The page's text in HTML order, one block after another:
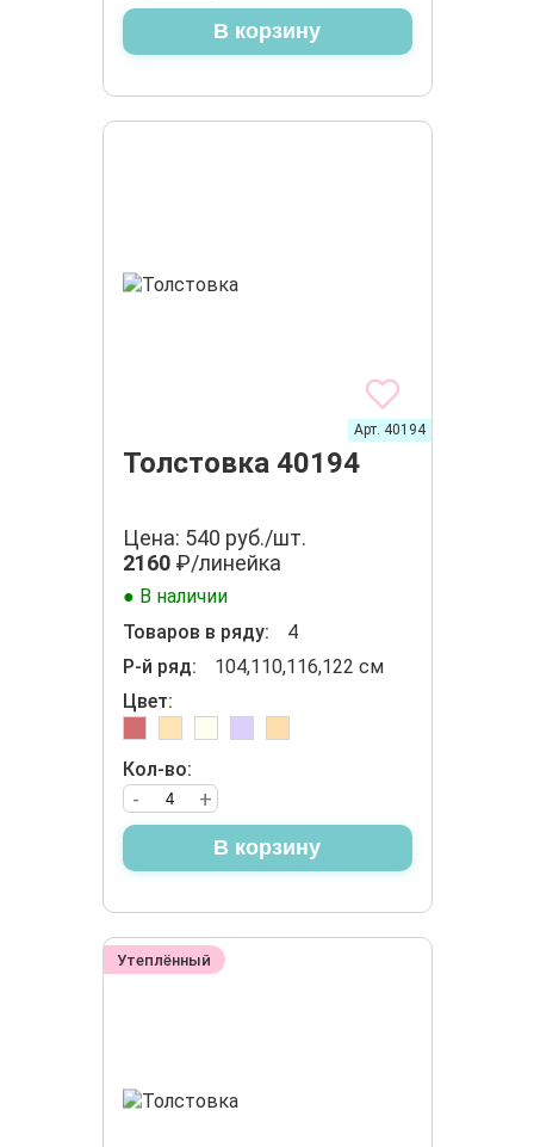
В корзину
Толстовка 40194
Арт. 40194
Цена: 540 руб./шт.
2160₽/линейка
● В наличии
Товаров в ряду:
4
Р-й ряд:
104,110,116,122 см
Цвет:
Кол-во:
+
-
В корзину
Утеплённый